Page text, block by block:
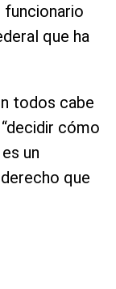
funcionario
que ha
todos cabe
cómo
un
que